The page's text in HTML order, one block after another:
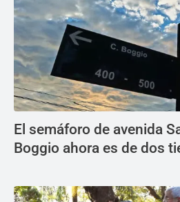
El semáforo de avenida
Boggio ahora es de dos